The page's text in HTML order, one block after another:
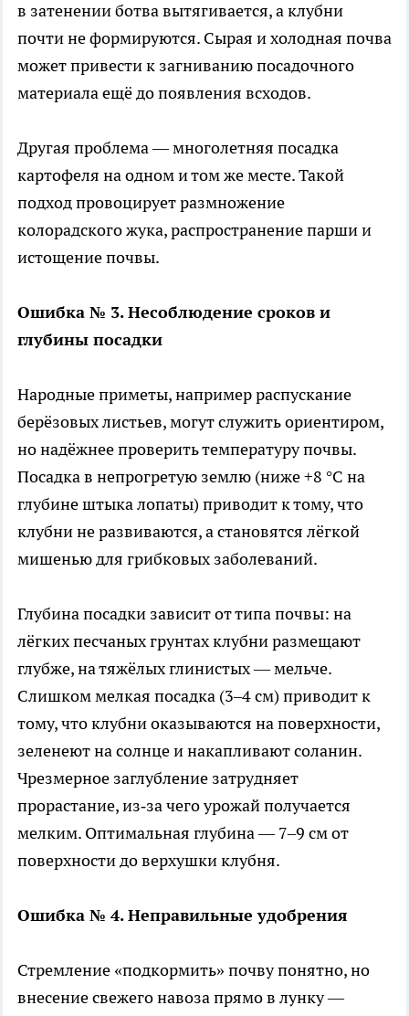
в затенении ботва вытягивается, а клубни
почти не формируются. Сырая и холодная почва
может привести к загниванию посадочного
материала ещё до появления всходов.
Другая проблема — многолетняя посадка
картофеля на одном и том же месте. Такой
подход провоцирует размножение
колорадского жука, распространение парши и
истощение почвы.
Ошибка № 3. Несоблюдение сроков и
глубины посадки
Народные приметы, например распускание
берёзовых листьев, могут служить ориентиром,
но надёжнее проверить температуру почвы.
Посадка в непрогретую землю (ниже +8 °C на
глубине штыка лопаты) приводит к тому, что
клубни не развиваются, а становятся лёгкой
мишенью для грибковых заболеваний.
Глубина посадки зависит от типа почвы: на
лёгких песчаных грунтах клубни размещают
глубже, на тяжёлых глинистых — мельче.
Слишком мелкая посадка (3–4 см) приводит к
тому, что клубни оказываются на поверхности,
зеленеют на солнце и накапливают соланин.
Чрезмерное заглубление затрудняет
прорастание, из‑за чего урожай получается
мелким. Оптимальная глубина — 7–9 см от
поверхности до верхушки клубня.
Ошибка № 4. Неправильные удобрения
Стремление «подкормить» почву понятно, но
внесение свежего навоза прямо в лунку —